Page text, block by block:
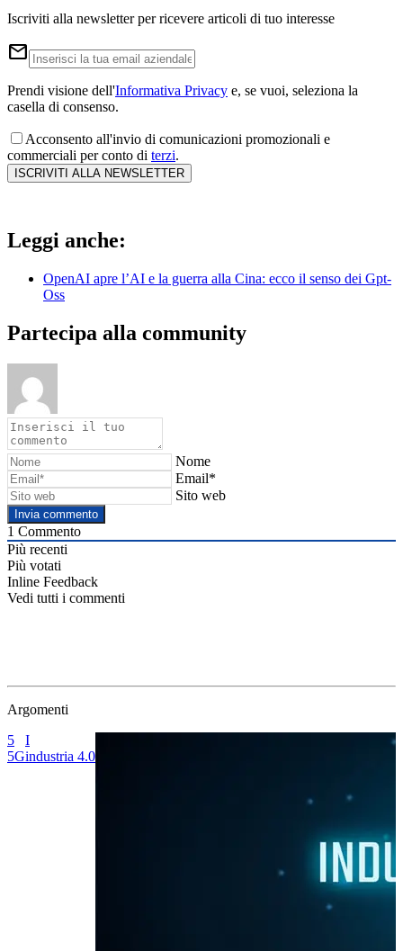
Iscriviti alla newsletter per ricevere articoli di tuo interesse
email
Prendi visione dell'Informativa Privacy e, se vuoi, seleziona la
casella di consenso.
Acconsento all'invio di comunicazioni promozionali e
commerciali per conto di terzi.
ISCRIVITI ALLA NEWSLETTER
Leggi anche:
OpenAI apre l’AI e la guerra alla Cina: ecco il senso dei Gpt-
Oss
Partecipa alla community
Nome
Email*
Sito web
1 Commento
Più recenti
Più votati
Inline Feedback
Vedi tutti i commenti
Argomenti
I
industria 4.0